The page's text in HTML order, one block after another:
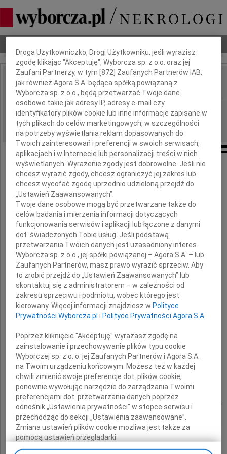
IMIĘ I NAZWISKO:
REGION: Warszawa
DATA EMISJI: 23.09.2009
Z głębokim bólem zawiadamiamy,
że w dniu 17 września 2009 roku zmarł
Stanisław Bem
lat 88
Urodzony w 1921 roku w Mandżurii,
przybyły do Polski z rodziną w 1922 roku
na okręcie "Katori Maru?.
Zwiadowca żandarmerii AK,
absolwent Politechniki Warszawskiej.
Człowiek prawy, prawdziwy Polak - patriota.
Wspaniały Ojciec i Dziadek
córka Ania
Dbamy o Twoją prywatność
Droga Użytkowniczko, Drogi Użytkowniku, jeśli wyrazisz
zgodę klikając "Akceptuję", Wyborcza sp. z o.o. oraz jej
Zaufani Partnerzy, w tym [872 ] Zaufanych Partnerów IAB,
jak również Agora S.A. będąca spółką powiązaną z
Wyborcza sp. z o.o., będą przetwarzać Twoje dane
osobowe takie jak adresy IP, adresy e-mail czy
identyfikatory plików cookie lub inne informacje zapisane w
tych plikach do celów marketingowych, w szczególności
na potrzeby wyświetlania reklam dopasowanych do
Twoich zainteresowań i preferencji w swoich serwisach,
aplikacjach i w Internecie lub personalizacji treści w nich
wyświetlanych. Wyrażenie zgody jest dobrowolne. Jeśli nie
chcesz wyrazić zgody, chcesz ograniczyć jej zakres lub
chcesz wycofać zgodę uprzednio udzieloną przejdź do
„Ustawień Zaawansowanych”.
Twoje dane osobowe mogą być przetwarzane także do
celów badania i mierzenia informacji dotyczących
funkcjonowania serwisów i aplikacji lub łączone z danymi
dot. świadczonych Tobie usług. Jeśli podstawą
przetwarzania Twoich danych jest uzasadniony interes
Wyborcza sp. z o.o., jej spółki powiązanej – Agora S.A. – lub
Zaufanych Partnerów, masz prawo wyrazić sprzeciw. Aby
to zrobić przejdź do „Ustawień Zaawansowanych” lub
skontaktuj się z administratorem – w zależności od
zakresu sprzeciwu i podmiotu, wobec którego jest
kierowany. Więcej informacji znajdziesz w Polityce
Prywatności Wyborcza.pl i Polityce Prywatności Agora S.A.
Poprzez kliknięcie "Akceptuję" wyrażasz zgodę na
zainstalowanie i przechowywanie plików typu cookie
Wyborczej sp. z o. o. jej Zaufanych Partnerów i Agora S.A.
na Twoim urządzeniu końcowym. Możesz też w każdej
chwili zmienić swoje preferencje dot. plików cookie,
ponownie wywołując narzędzie do zarządzania Twoimi
preferencjami dot. przetwarzania danych poprzez
odnośnik „Ustawienia prywatności” w stopce serwisu i
przechodząc do sekcji „Ustawienia zaawansowane”.
Zmiana ustawień plików cookie możliwa jest także za
pomocą ustawień przeglądarki.